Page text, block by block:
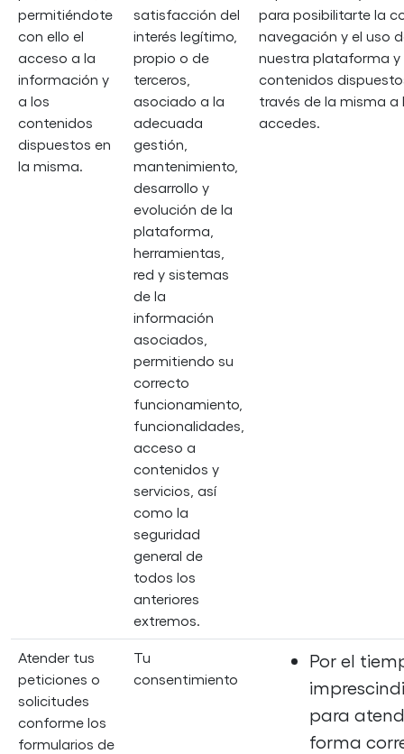
permitiéndote
con ello el
acceso a la
información y
a los
contenidos
dispuestos en
la misma.
satisfacción del
interés legítimo,
propio o de
terceros,
asociado a la
adecuada
gestión,
mantenimiento,
desarrollo y
evolución de la
plataforma,
herramientas,
red y sistemas
de la
información
asociados,
permitiendo su
correcto
funcionamiento,
funcionalidades,
acceso a
contenidos y
servicios, así
como la
seguridad
general de
todos los
anteriores
extremos.
para posibilitarte la
navegación y el uso
nuestra plataforma y
contenidos
través de la misma a
accedes.
Atender tus
peticiones o
solicitudes
conforme los
formularios de
Tu
consentimiento
Por el
para
forma